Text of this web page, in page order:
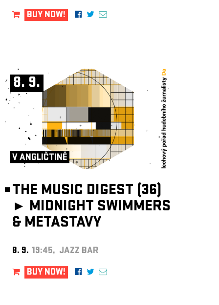
BUY NOW!
8. 9.
V ANGLIČTINĚ
THE MUSIC DIGEST (36)
► MIDNIGHT SWIMMERS
& METASTAVY
8. 9. 19:45, JAZZ BAR
BUY NOW!